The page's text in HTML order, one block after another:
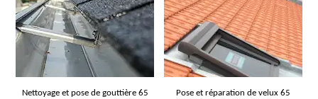
Nettoyage et pose de gouttière 65 Pose et réparation de velux 65